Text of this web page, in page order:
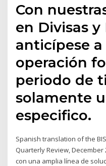
Con
en Divisas y
anticípese
operación
periodo de
solamente
especifico.
Spanish translation of the
Quarterly Review,
con una amplia línea de